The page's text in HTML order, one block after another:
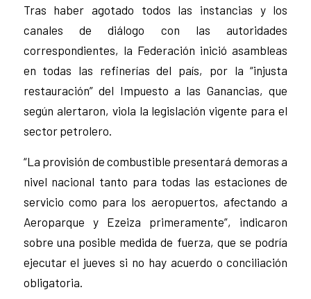
Tras haber agotado todos las instancias y los
canales de diálogo con las autoridades
correspondientes, la Federación inició asambleas
en todas las refinerías del país, por la “injusta
restauración” del Impuesto a las Ganancias, que
según alertaron, viola la legislación vigente para el
sector petrolero.
“La provisión de combustible presentará demoras a
nivel nacional tanto para todas las estaciones de
servicio como para los aeropuertos, afectando a
Aeroparque y Ezeiza primeramente”, indicaron
sobre una posible medida de fuerza, que se podría
ejecutar el jueves si no hay acuerdo o conciliación
obligatoria.